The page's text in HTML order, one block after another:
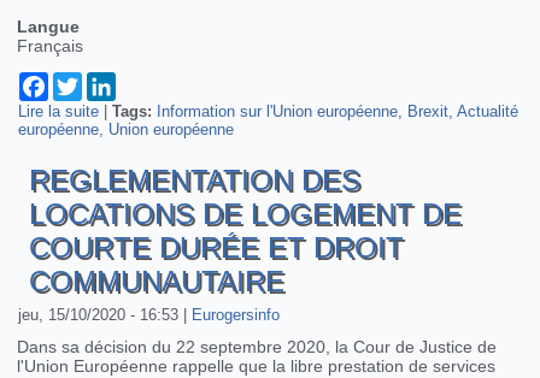
Langue
Français
Facebook
Twitter
Lire la suite de Les négociations post Brexit au point mort
|Tags: Information sur l'Union européenne Brexit Actualité
européenne Union européenne
REGLEMENTATION DES
LOCATIONS DE LOGEMENT DE
COURTE DURÉE ET DROIT
COMMUNAUTAIRE
jeu, 15/10/2020 - 16:53 Eurogersinfo
Dans sa décision du 22 septembre 2020, la Cour de Justice de
l'Union Européenne rappelle que la libre prestation de services